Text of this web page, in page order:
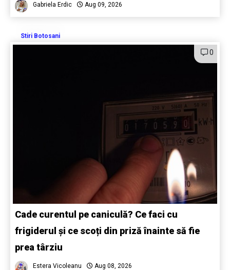
Gabriela Erdic Aug 09, 2026
Stiri Botosani
0
Cade curentul pe caniculă? Ce faci cu
frigiderul și ce scoți din priză înainte să fie
prea târziu
Estera Vicoleanu Aug 08, 2026